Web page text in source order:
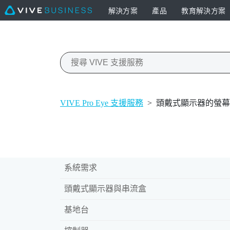
解決方案 產品 教育解決方案
VIVE Pro Eye 支援服務 > 頭戴式顯示器的螢
系統需求
頭戴式顯示器與串流盒
基地台